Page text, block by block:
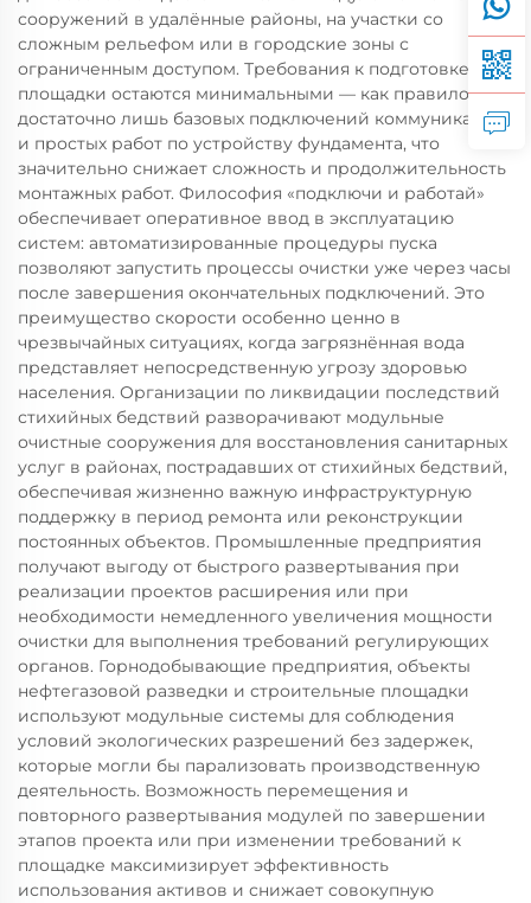
сооружений в удалённые районы, на участки со
сложным рельефом или в городские зоны с
ограниченным доступом. Требования к подготовке
площадки остаются минимальными — как правило,
достаточно лишь базовых подключений коммуникаций
и простых работ по устройству фундамента, что
значительно снижает сложность и продолжительность
монтажных работ. Философия «подключи и работай»
обеспечивает оперативное ввод в эксплуатацию
систем: автоматизированные процедуры пуска
позволяют запустить процессы очистки уже через часы
после завершения окончательных подключений. Это
преимущество скорости особенно ценно в
чрезвычайных ситуациях, когда загрязнённая вода
представляет непосредственную угрозу здоровью
населения. Организации по ликвидации последствий
стихийных бедствий разворачивают модульные
очистные сооружения для восстановления санитарных
услуг в районах, пострадавших от стихийных бедствий,
обеспечивая жизненно важную инфраструктурную
поддержку в период ремонта или реконструкции
постоянных объектов. Промышленные предприятия
получают выгоду от быстрого развертывания при
реализации проектов расширения или при
необходимости немедленного увеличения мощности
очистки для выполнения требований регулирующих
органов. Горнодобывающие предприятия, объекты
нефтегазовой разведки и строительные площадки
используют модульные системы для соблюдения
условий экологических разрешений без задержек,
которые могли бы парализовать производственную
деятельность. Возможность перемещения и
повторного развертывания модулей по завершении
этапов проекта или при изменении требований к
площадке максимизирует эффективность
использования активов и снижает совокупную